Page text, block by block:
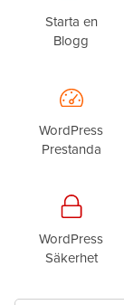
Starta en
Blogg
WordPress
Prestanda
WordPress
Säkerhet